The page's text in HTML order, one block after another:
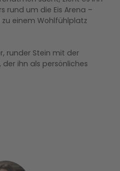
rund um die Eis Arena –
einem Wohlfühlplatz
runder Stein mit der
der ihn als persönliches